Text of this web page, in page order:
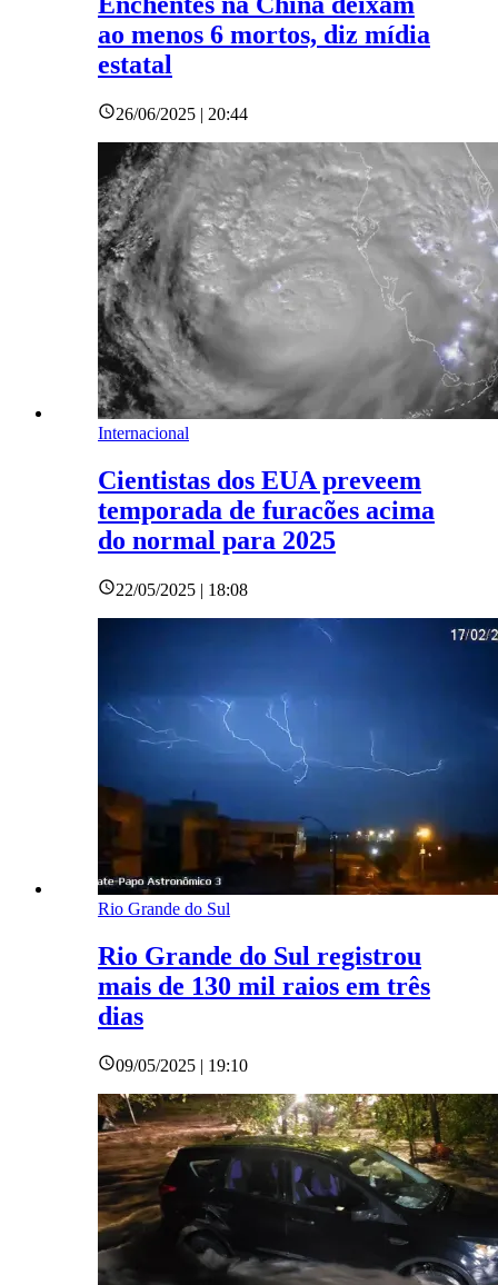
ao menos 6 mortos, diz mídia
estatal
26/06/2025 | 20:44
Internacional
Cientistas dos EUA preveem
temporada de furacões acima
do normal para 2025
22/05/2025 | 18:08
Rio Grande do Sul
Rio Grande do Sul registrou
mais de 130 mil raios em três
dias
09/05/2025 | 19:10